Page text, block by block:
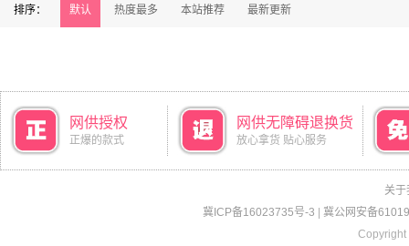
排序： 默认 热度最多 本站推荐 最新更新
网供授权
正爆的款式
网供无障碍退换货
放心拿货 贴心服务
关于
冀ICP备16023735号-3
冀公网安备